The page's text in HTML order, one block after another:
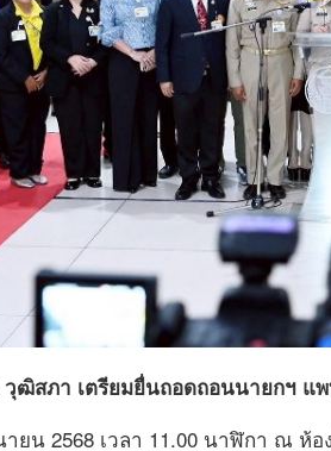
ฒิสภา เตรียมยื่นถอดถอนนายกฯ แพ
ยน 2568 เวลา 11.00 นาฬิกา ณ ห้